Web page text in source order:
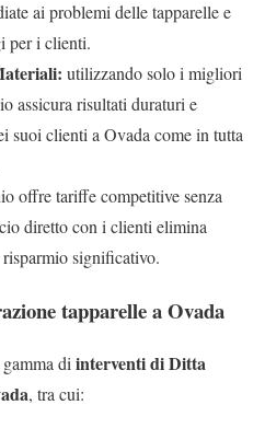
ai problemi delle tapparelle e
per i clienti.
utilizzando solo i migliori
assicura risultati duraturi e
suoi clienti a Ovada come in tutta
offre tariffe competitive senza
diretto con i clienti elimina
significativo.
tapparelle a Ovada
diinterventi di Ditta
, tra cui: